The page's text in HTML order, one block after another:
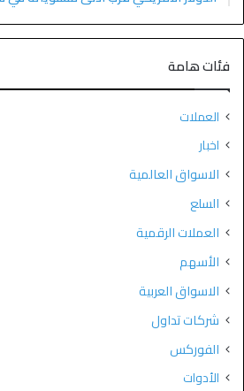
فئات هامة
العملات
اخبار
الاسواق العالمية
السلع
العملات الرقمية
الأسهم
الاسواق العربية
شركات تداول
الفوركس
الأدوات